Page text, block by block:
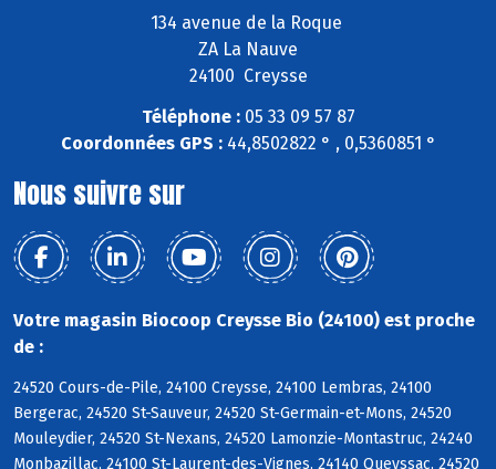
134 avenue de la Roque
ZA La Nauve
24100 Creysse
Téléphone :05 33 09 57 87
Coordonnées GPS :44,8502822 ° , 0,5360851 °
Nous suivre sur
Votre magasin Biocoop Creysse Bio (24100) est proche
de :
24520 Cours-de-Pile, 24100 Creysse, 24100 Lembras, 24100
Bergerac, 24520 St-Sauveur, 24520 St-Germain-et-Mons, 24520
Mouleydier, 24520 St-Nexans, 24520 Lamonzie-Montastruc, 24240
Monbazillac, 24100 St-Laurent-des-Vignes, 24140 Queyssac, 24520